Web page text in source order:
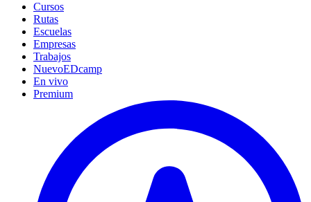
Cursos
Rutas
Escuelas
Empresas
Trabajos
NuevoEDcamp
En vivo
Premium